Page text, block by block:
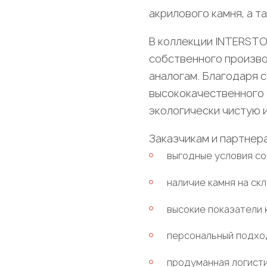
акрилового камня, а
В коллекции
собственного
аналогам. Благодаря
экологически
Заказчикам и
выгодные условия
наличие камня на
высокие показатели
персональный
продуманная